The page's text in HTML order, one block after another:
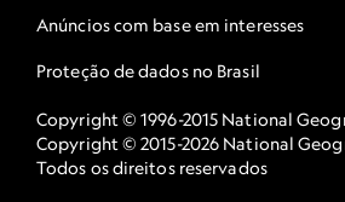
Anúncios com base em interesses
Proteção de dados no Brasil
Copyright © 1996-2015 National
Copyright © 2015-2026 National
Todos os direitos reservados